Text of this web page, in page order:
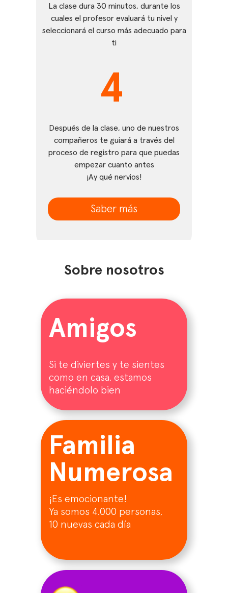
La clase dura 30 minutos, durante los
cuales el profesor evaluará tu nivel y
seleccionará el curso más adecuado para
ti
4
Después de la clase, uno de nuestros
compañeros te guiará a través del
proceso de registro para que puedas
empezar cuanto antes
¡Ay qué nervios!
Saber más
Amigos
Si te diviertes y te sientes
como en casa, estamos
haciéndolo bien
Familia
Numerosa
¡Es emocionante!
Ya somos 4.000 personas,
10 nuevas cada día
Sobre nosotros